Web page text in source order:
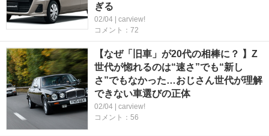
ぎる
02/04 | carview!
コメント：72
【なぜ「旧車」が20代の相棒に？ 】Z
世代が惚れるのは“速さ”でも“新し
さ”でもなかった…おじさん世代が理解
できない車選びの正体
02/04 | carview!
コメント：56